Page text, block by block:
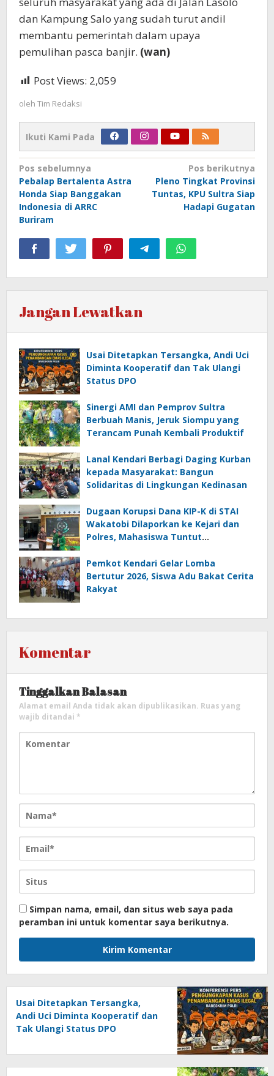
dan Kampung Salo yang sudah turut andil
membantu pemerintah dalam upaya
pemulihan pasca banjir. (wan)
Post Views: 2,059
oleh Tim Redaksi
Ikuti Kami Pada
Navigasi
pos
Pos sebelumnya
Pebalap Bertalenta Astra
Honda Siap Banggakan
Indonesia di ARRC
Buriram
Pos berikutnya
Pleno Tingkat Provinsi
Tuntas, KPU Sultra Siap
Hadapi Gugatan
Jangan Lewatkan
Usai Ditetapkan Tersangka, Andi Uci
Diminta Kooperatif dan Tak Ulangi
Status DPO
Sinergi AMI dan Pemprov Sultra
Berbuah Manis, Jeruk Siompu yang
Terancam Punah Kembali Produktif
Lanal Kendari Berbagi Daging Kurban
kepada Masyarakat: Bangun
Solidaritas di Lingkungan Kedinasan
Dugaan Korupsi Dana KIP-K di STAI
Wakatobi Dilaporkan ke Kejari dan
Polres, Mahasiswa Tuntut
Pemkot Kendari Gelar Lomba
Bertutur 2026, Siswa Adu Bakat Cerita
Rakyat
Komentar
Tinggalkan Balasan
Alamat email Anda tidak akan dipublikasikan. Ruas yang
wajib ditandai *
Simpan nama, email, dan situs web saya pada
peramban ini untuk komentar saya berikutnya.
Usai Ditetapkan Tersangka,
Andi Uci Diminta Kooperatif dan
Tak Ulangi Status DPO